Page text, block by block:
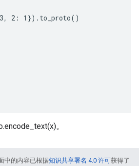
2: 1}).to_proto()
。
中的内容已根据知识共享署名 4.0 许可获得了